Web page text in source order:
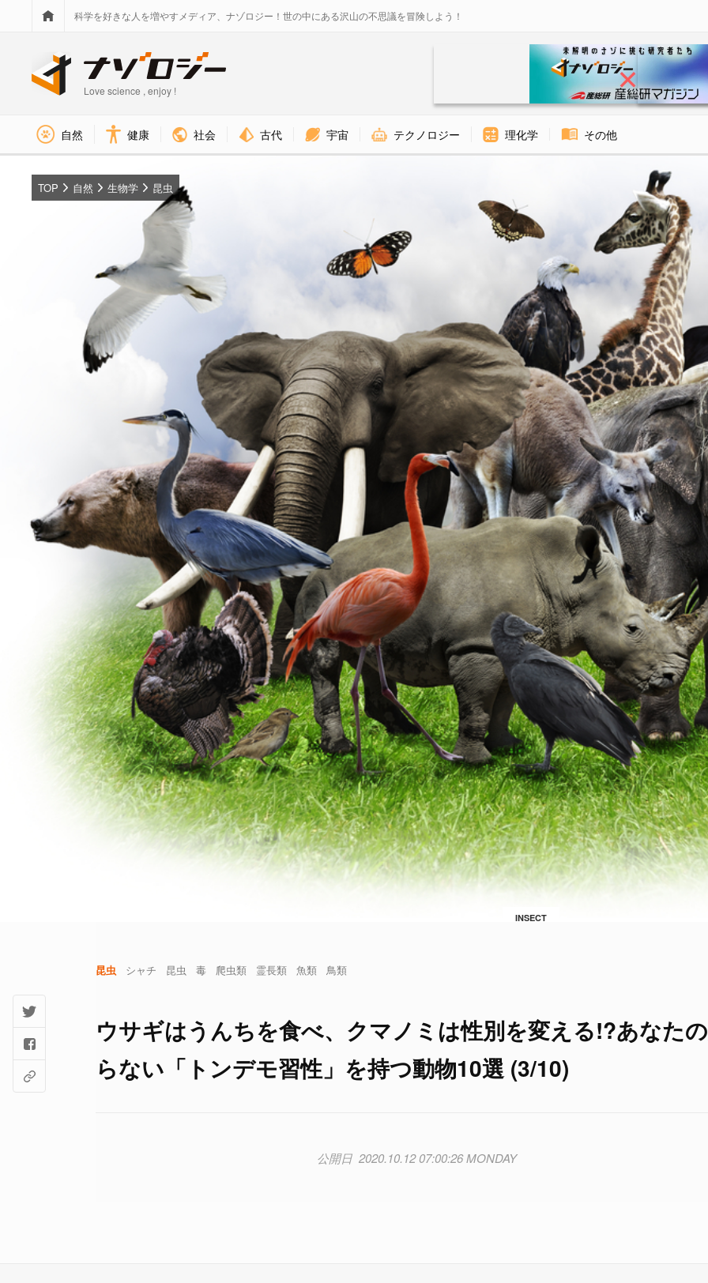
科学を好きな人を増やすメディア、ナゾロジー！世の中にある沢山の不思議を冒険しよう！
Love science , enjoy !
自然 健康 社会 古代 宇宙 テクノロジー 理化学 その他
INSECT
TOP 自然 生物学 昆虫
昆虫 シャチ 昆虫 毒 爬虫類 霊長類 魚類 鳥類
ウサギはうんちを食べ、クマノミは性別を変える!?あなた
らない「トンデモ習性」を持つ動物10選 (3/10)
2020.10.12 07:00:26 MONDAY